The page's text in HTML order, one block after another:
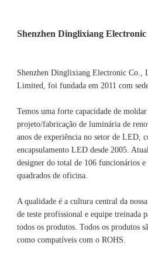
Shenzhen Dinglixiang Electronic
Limited, foi fundada em 2011 com
Temos uma forte capacidade de
projeto/fabricação de luminária de
anos de experiência no setor de LED,
encapsulamento LED desde 2005.
designer do total de 106 funcionários
A qualidade é a cultura central da
de teste profissional e equipe treinada
todos os produtos. Todos os produtos